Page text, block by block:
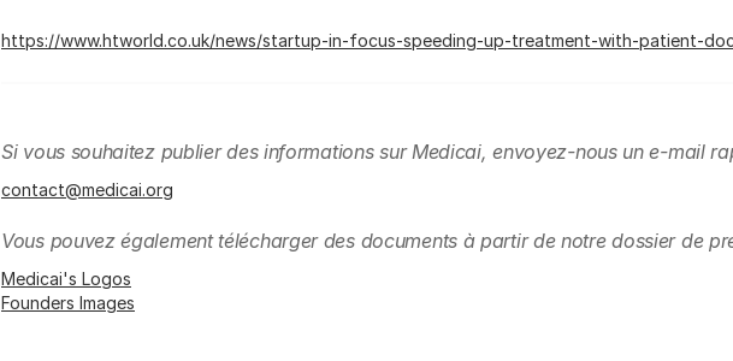
https://www.htworld.co.uk/news/startup-in-focus-speeding-up-treatment-with-patient-
Si vous souhaitez publier des informations sur Medicai, envoyez-nous un e-mail
contact@medicai.org
Vous pouvez également télécharger des documents à partir de notre dossier de
Medicai's Logos
Founders Images